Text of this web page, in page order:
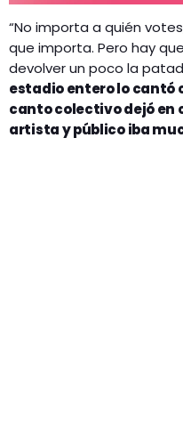
“No importa a quién
que importa. Pero hay
devolver un poco la
estadio entero lo cantó
canto colectivo dejó en
artista y público iba